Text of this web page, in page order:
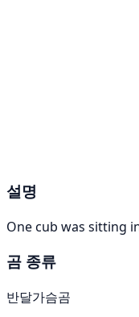
설명
One cub was sitting
곰 종류
반달가슴곰